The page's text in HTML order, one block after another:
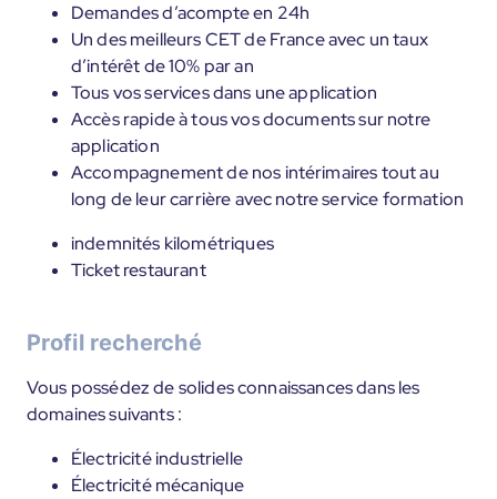
Demandes d’acompte en 24h
Un des meilleurs CET de France avec un taux
d’intérêt de 10% par an
Tous vos services dans une application
Accès rapide à tous vos documents sur notre
application
Accompagnement de nos intérimaires tout au
long de leur carrière avec notre service formation
indemnités kilométriques
Ticket restaurant
Profil recherché
Vous possédez de solides connaissances dans les
domaines suivants :
Électricité industrielle
Électricité mécanique